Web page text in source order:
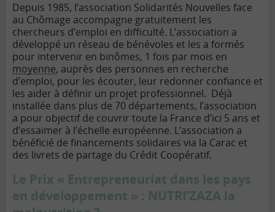
Depuis 1985, l’association Solidarités Nouvelles face
au Chômage accompagne gratuitement les
chercheurs d’emploi en difficulté. L’association a
développé un réseau de bénévoles et les a formés
pour intervenir en binômes, 1 fois par mois en
moyenne, auprès des personnes en recherche
d’emploi, pour les écouter, leur redonner confiance et
les aider à définir un projet professionnel. Déjà
installée dans plus de 70 départements, l’association
a pour objectif de couvrir toute la France d’ici 5 ans et
d’essaimer à l’échelle européenne. L’association a
bénéficié de financements solidaires via la Carac et
des livrets de partage du Crédit Coopératif.
Le Prix « Entrepreneuriat dans les pays
en développement » : NUTRI’ZAZA la